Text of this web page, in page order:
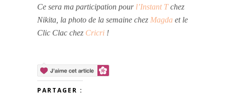
Ce sera ma participation pour l’Instant Tchez
Nikita, la photo de la semaine chez Magda et le
Clic Clac chez Cricri !
PARTAGER :